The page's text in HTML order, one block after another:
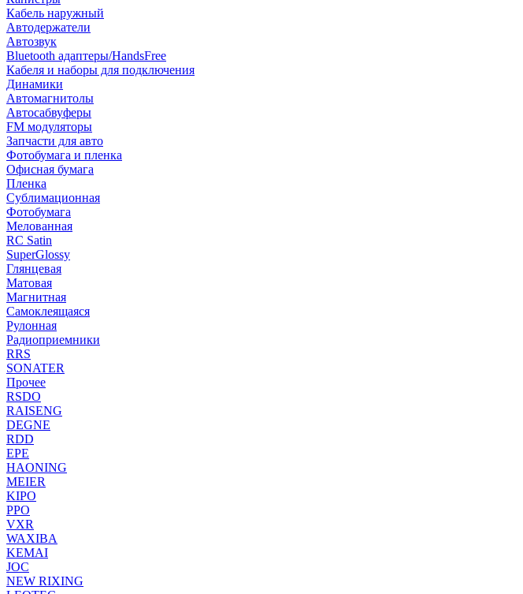
Кабель наружный
Автодержатели
Автозвук
Bluetooth адаптеры/HandsFree
Кабеля и наборы для подключения
Динамики
Автомагнитолы
Автосабвуферы
FM модуляторы
Запчасти для авто
Фотобумага и пленка
Офисная бумага
Пленка
Сублимационная
Фотобумага
Мелованная
RC Satin
SuperGlossy
Глянцевая
Матовая
Магнитная
Самоклеящаяся
Рулонная
Радиоприемники
RRS
SONATER
Прочее
RSDO
RAISENG
DEGNE
RDD
EPE
HAONING
MEIER
KIPO
PPO
VXR
WAXIBA
KEMAI
JOC
NEW RIXING